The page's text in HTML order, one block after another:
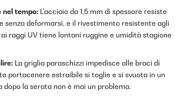
nel tempo: L'acciaio da 1,5 mm di spessore resiste
senza deformarsi, e il rivestimento resistente agli
raggi UV tiene lontani ruggine e umidità stagione
La griglia paraschizzi impedisce alle braci di
portacenere estraibile si toglie e si svuota in un
dopo la serata non è mai un problema.